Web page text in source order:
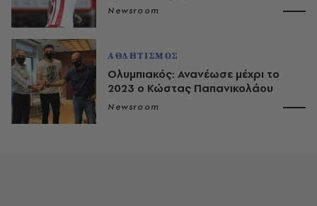
Newsroom
ΑΘΛΗΤΙΣΜΟΣ
Ολυμπιακός: Ανανέωσε μέχρι το
2023 ο Κώστας Παπανικολάου
Newsroom